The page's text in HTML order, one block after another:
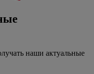
наши актуальные